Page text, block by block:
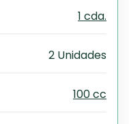
1 cda.
2 Unidades
100 cc